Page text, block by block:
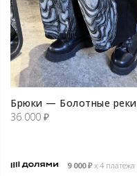
Брюки — Болотные реки
36 000 ₽
9 000₽х 4 платежа